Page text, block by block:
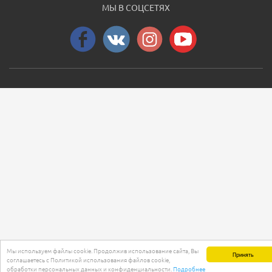
Принять
Мы используем файлы cookie. Продолжив использование сайта, Вы
соглашаетесь с Политикой использования файлов cookie,
обработки персональных данных и конфиденциальности. Подробнее
МЫ В СОЦСЕТЯХ